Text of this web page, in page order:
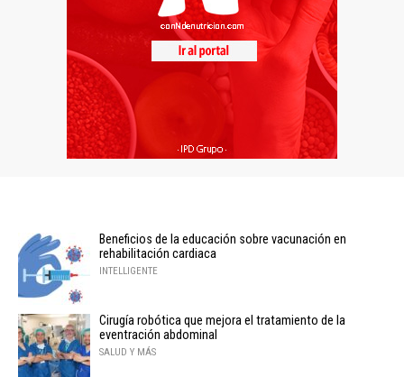
Beneficios de la educación sobre vacunación en
rehabilitación cardiaca
INTELLIGENTE
Cirugía robótica que mejora el tratamiento de la
eventración abdominal
SALUD Y MÁS